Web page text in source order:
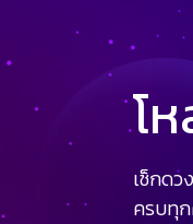
โ
เช็กด
ครบทุ